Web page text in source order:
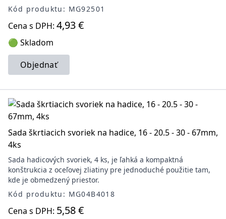
Kód produktu: MG92501
Cena s DPH: 4,93 €
🟢 Skladom
Objednať
Sada škrtiacich svoriek na hadice, 16 - 20.5 - 30 - 67mm,
4ks
Sada hadicových svoriek, 4 ks, je ľahká a kompaktná
konštrukcia z oceľovej zliatiny pre jednoduché použitie tam,
kde je obmedzený priestor.
Kód produktu: MG04B4018
Cena s DPH: 5,58 €